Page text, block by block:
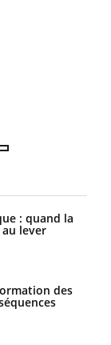
: quand la
lever
des